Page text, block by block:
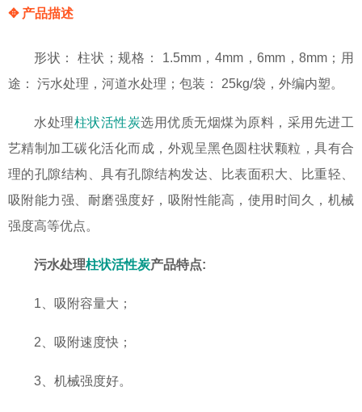
✥ 产品描述
形状： 柱状；规格： 1.5mm，4mm，6mm，8mm；用
途： 污水处理，河道水处理；包装： 25kg/袋，外编内塑。
水处理柱状活性炭选用优质无烟煤为原料，采用先进工
艺精制加工碳化活化而成，外观呈黑色圆柱状颗粒，具有合
理的孔隙结构、具有孔隙结构发达、比表面积大、比重轻、
吸附能力强、耐磨强度好，吸附性能高，使用时间久，机械
强度高等优点。
污水处理柱状活性炭产品特点:
1、吸附容量大；
2、吸附速度快；
3、机械强度好。